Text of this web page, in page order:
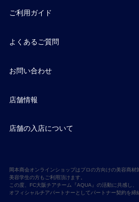
ご利用ガイド
よくあるご質問
お問い合わせ
店舗情報
店舗の入店について
岡本商会オンラインショップはプロの方向けの美容商材
美容学生の方もご利用頂けます。
この度、FC大阪チアチーム『AQUA』の活動に共感し、
オフィシャルチアパートナーとしてパートナー契約を締